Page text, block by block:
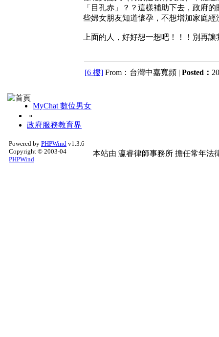
「目孔赤」？？這樣補助下去，政府
些婦女朋友知道懷孕，不想增加家庭
上面的人，好好想一想吧！！！別再
[6 樓] From：台灣中嘉寬頻 | Posted：
MyChat 數位男女
»
政府服務教育界
Powered by PHPWind v1.3.6
Copyright © 2003-04
PHPWind
本站由 瀛睿律師事務所 擔任常年法